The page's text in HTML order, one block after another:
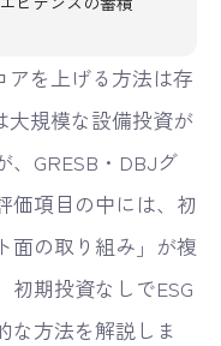
アを上げる方法は存
大規模な設備投資が
、GRESB・DBJグ
価項目の中には、初
面の取り組み」が複
期投資なしでESG
な方法を解説しま